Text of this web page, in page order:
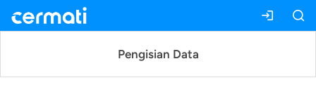
Pengisian Data